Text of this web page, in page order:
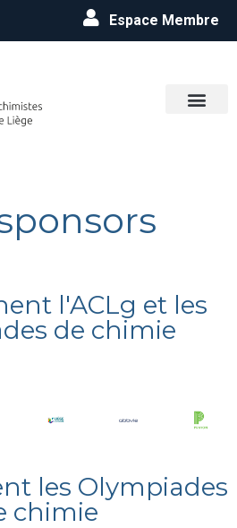
Espace Membre
l'ACLg et les
de chimie
les Olympiades
chimie